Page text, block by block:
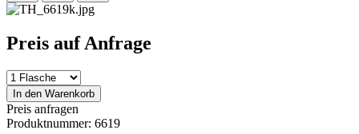
Preis auf Anfrage
In den Warenkorb
Preis anfragen
Produktnummer: 6619